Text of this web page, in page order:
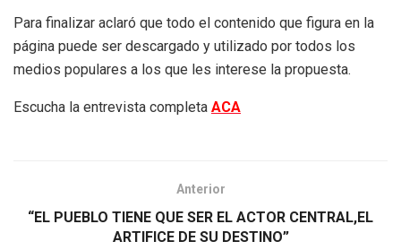
Para finalizar aclaró que todo el contenido que figura en la
página puede ser descargado y utilizado por todos los
medios populares a los que les interese la propuesta.
Escucha la entrevista completa ACA
Anterior
“EL PUEBLO TIENE QUE SER EL ACTOR CENTRAL,EL
ARTIFICE DE SU DESTINO”